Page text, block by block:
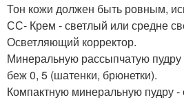
Тон кожи должен быть ровным,
СС- Крем - светлый или средне
Осветляющий корректор.
Минеральную рассыпчатую пудру
беж 0, 5 (шатенки, брюнетки).
Компактную минеральную пудру -